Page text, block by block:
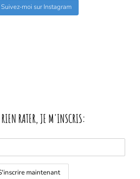
Suivez-moi sur Instagram
RATER, JE M'INSCRIS: